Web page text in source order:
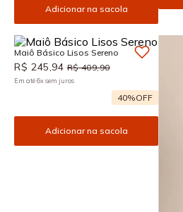
Adicionar na sacola
Maiô Básico Lisos Sereno
R$ 245,94 R$ 409,90
Em até6xsem juros
40%OFF
Adicionar na sacola